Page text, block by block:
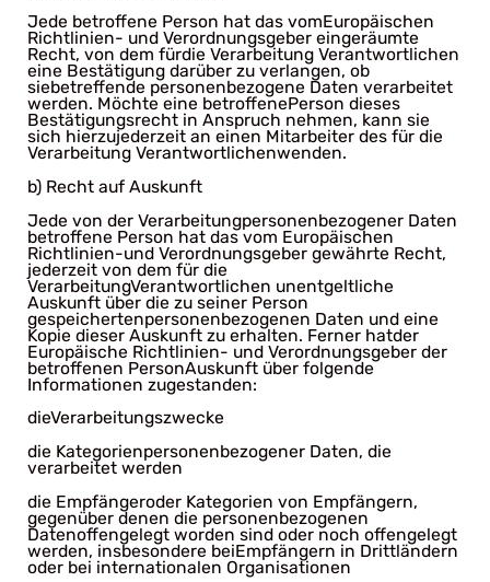
Jede betroffene Person hat das vomEuropäischen
Richtlinien- und Verordnungsgeber eingeräumte
Recht, von dem fürdie Verarbeitung Verantwortlichen
eine Bestätigung darüber zu verlangen, ob
siebetreffende personenbezogene Daten verarbeitet
werden. Möchte eine betroffenePerson dieses
Bestätigungsrecht in Anspruch nehmen, kann sie
sich hierzujederzeit an einen Mitarbeiter des für die
Verarbeitung Verantwortlichenwenden.
b) Recht auf Auskunft
Jede von der Verarbeitungpersonenbezogener Daten
betroffene Person hat das vom Europäischen
Richtlinien-und Verordnungsgeber gewährte Recht,
jederzeit von dem für die
VerarbeitungVerantwortlichen unentgeltliche
Auskunft über die zu seiner Person
gespeichertenpersonenbezogenen Daten und eine
Kopie dieser Auskunft zu erhalten. Ferner hatder
Europäische Richtlinien- und Verordnungsgeber der
betroffenen PersonAuskunft über folgende
Informationen zugestanden:
dieVerarbeitungszwecke
die Kategorienpersonenbezogener Daten, die
verarbeitet werden
die Empfängeroder Kategorien von Empfängern,
gegenüber denen die personenbezogenen
Datenoffengelegt worden sind oder noch offengelegt
werden, insbesondere beiEmpfängern in Drittländern
oder bei internationalen Organisationen